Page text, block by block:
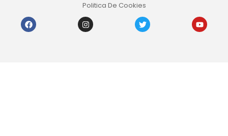
Politica De Cookies